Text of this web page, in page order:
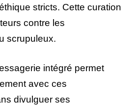
stricts. Cette curation
contre les
scrupuleux.
intégré permet
avec ces
divulguer ses